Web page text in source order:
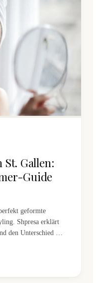
Gallen:
Guide
geformte
Shpresa erklärt
den Unterschied zu